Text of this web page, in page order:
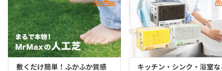
敷くだけ簡単！ふかふか質感
キッチン・シンク・浴室な